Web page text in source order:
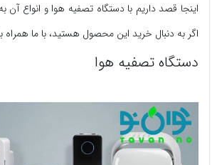
اینجا قصد داریم با دستگاه تصفیه هوا و انواع آن
اگر به دنبال خرید این محصول هستید، با ما همراه
دستگاه تصفیه هوا